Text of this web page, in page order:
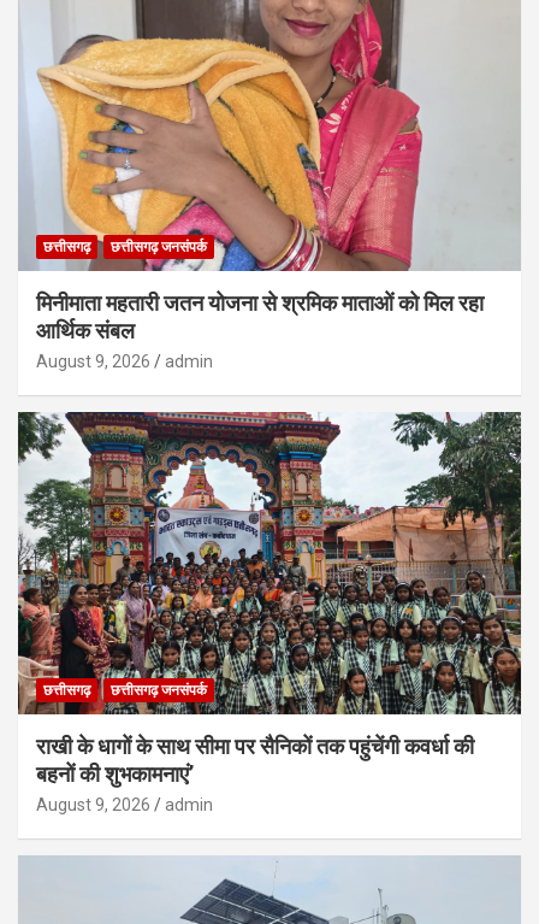
छत्तीसगढ़ छत्तीसगढ़ जनसंपर्क
मिनीमाता महतारी जतन योजना से श्रमिक माताओं को मिल रहा
आर्थिक संबल
August 9, 2026 admin
छत्तीसगढ़ छत्तीसगढ़ जनसंपर्क
राखी के धागों के साथ सीमा पर सैनिकों तक पहुंचेंगी कवर्धा की
बहनों की शुभकामनाएं’
August 9, 2026 admin